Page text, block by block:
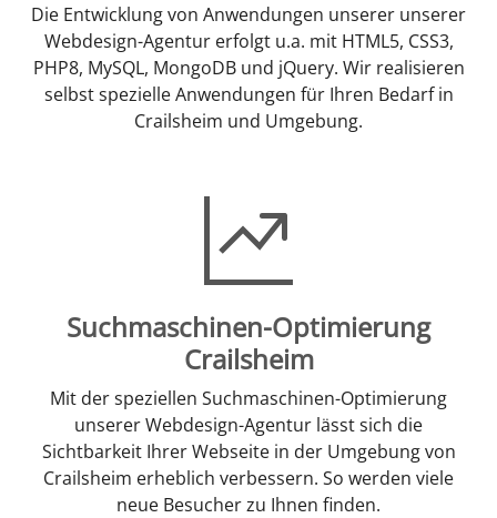
Die Entwicklung von Anwendungen unserer unserer
Webdesign-Agentur erfolgt u.a. mit HTML5, CSS3,
PHP8, MySQL, MongoDB und jQuery. Wir realisieren
selbst spezielle Anwendungen für Ihren Bedarf in
Crailsheim und Umgebung.
Suchmaschinen-Optimierung
Crailsheim
Mit der speziellen Suchmaschinen-Optimierung
unserer Webdesign-Agentur lässt sich die
Sichtbarkeit Ihrer Webseite in der Umgebung von
Crailsheim erheblich verbessern. So werden viele
neue Besucher zu Ihnen finden.